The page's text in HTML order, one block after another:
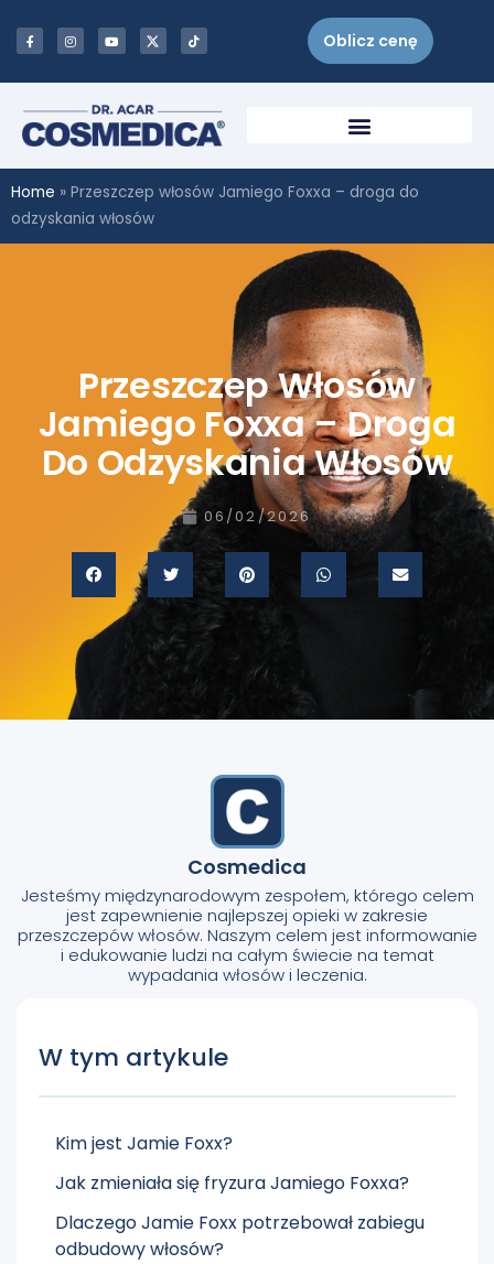
Oblicz cenę
Home » Przeszczep włosów Jamiego Foxxa – droga do
odzyskania włosów
Przeszczep Włosów
Jamiego Foxxa – Droga
Do Odzyskania Włosów
06/02/2026
Cosmedica
Jesteśmy międzynarodowym zespołem, którego celem
jest zapewnienie najlepszej opieki w zakresie
przeszczepów włosów. Naszym celem jest informowanie
i edukowanie ludzi na całym świecie na temat
wypadania włosów i leczenia.
W tym artykule
Kim jest Jamie Foxx?
Jak zmieniała się fryzura Jamiego Foxxa?
Dlaczego Jamie Foxx potrzebował zabiegu
odbudowy włosów?